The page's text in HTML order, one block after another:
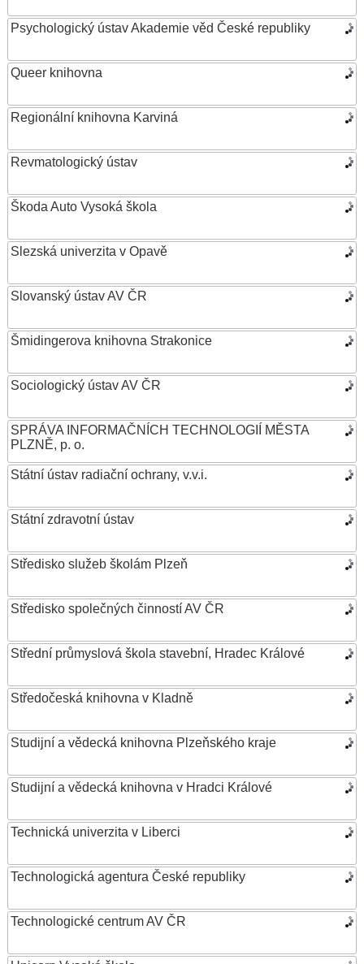
Psychologický ústav Akademie věd České republiky
Queer knihovna
Regionální knihovna Karviná
Revmatologický ústav
Škoda Auto Vysoká škola
Slezská univerzita v Opavě
Slovanský ústav AV ČR
Šmidingerova knihovna Strakonice
Sociologický ústav AV ČR
SPRÁVA INFORMAČNÍCH TECHNOLOGIÍ MĚSTA
PLZNĚ, p. o.
Státní ústav radiační ochrany, v.v.i.
Státní zdravotní ústav
Středisko služeb školám Plzeň
Středisko společných činností AV ČR
Střední průmyslová škola stavební, Hradec Králové
Středočeská knihovna v Kladně
Studijní a vědecká knihovna Plzeňského kraje
Studijní a vědecká knihovna v Hradci Králové
Technická univerzita v Liberci
Technologická agentura České republiky
Technologické centrum AV ČR